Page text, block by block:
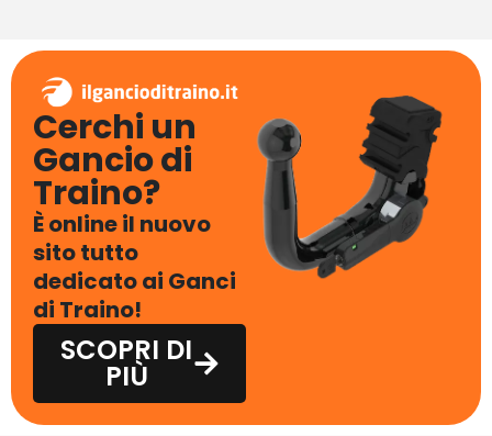
Cerchi un
Gancio di
Traino?
È online il nuovo
sito tutto
dedicato ai Ganci
di Traino!
SCOPRI DI
PIÙ